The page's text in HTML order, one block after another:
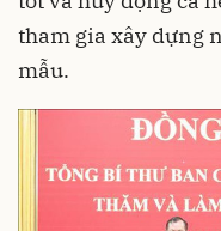
tham gia xây dựng
mẫu.